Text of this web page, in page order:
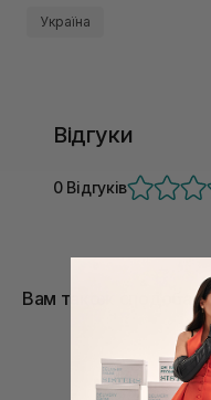
Україна
Відгуки
0 Відгуків
Вам також